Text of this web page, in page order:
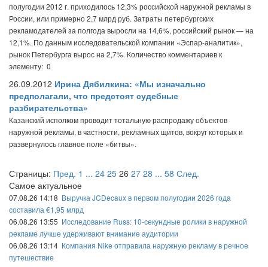
полугодии 2012 г. приходилось 12,3% российской наружной рекламы в
России, или примерно 2,7 млрд руб. Затраты петербургских
рекламодателей за полгода выросли на 14,6%, российский рынок — на
12,1%. По данным исследовательской компании «Эспар-аналитик»,
рынок Петербурга вырос на 2,7%. Количество комментариев к
элементу: 0
26.09.2012 Ирина Дябилкина: «Мы изначально
предполагали, что предстоят судебные
разбирательства»
Казанский исполком проводит тотальную распродажу объектов
наружной рекламы, в частности, рекламных щитов, вокруг которых и
развернулось главное поле «битвы».
Страницы: Пред. 1 ... 24 25 26 27 28 ... 58 След.
Самое актуальное
07.08.26 14:18 Выручка JCDecaux в первом полугодии 2026 года
составила €1,95 млрд
06.08.26 13:55 Исследование Russ: 10-секундные ролики в наружной
рекламе лучше удерживают внимание аудитории
06.08.26 13:14 Компания Nike отправила наружную рекламу в речное
путешествие